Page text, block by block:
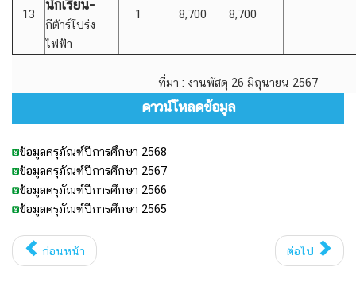
13 นักเรียน-
กีต้าร์โปร่ง
ไฟฟ้า
1 8,700 8,700
ที่มา : งานพัสดุ 26 มิถุนายน 2567
ดาวน์โหลดข้อมูล
ข้อมูลครุภัณฑ์ปีการศึกษา 2568
ข้อมูลครุภัณฑ์ปีการศึกษา 2567
ข้อมูลครุภัณฑ์ปีการศึกษา 2566
ข้อมูลครุภัณฑ์ปีการศึกษา 2565
ก่อนหน้า ต่อไป